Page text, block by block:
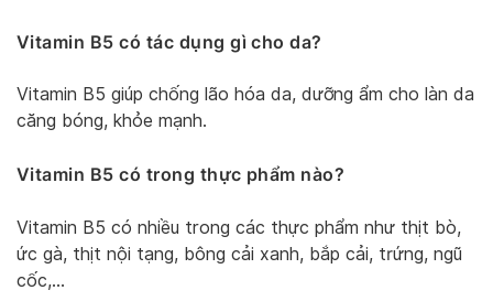
Vitamin B5 có tác dụng gì cho da?
Vitamin B5 giúp chống lão hóa da, dưỡng ẩm cho làn da
căng bóng, khỏe mạnh.
Vitamin B5 có trong thực phẩm nào?
Vitamin B5 có nhiều trong các thực phẩm như thịt bò,
ức gà, thịt nội tạng, bông cải xanh, bắp cải, trứng, ngũ
cốc,…